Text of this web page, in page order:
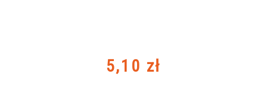
Cena
5,10 zł